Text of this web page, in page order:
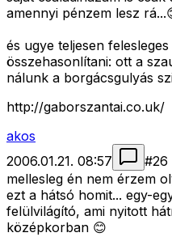
amennyi pénzem lesz
és ugye teljesen
összehasonlítani: ott a
nálunk a borgácsgulyás
http://gaborszantai.co.uk/
akos
2006.01.21. 08:57
#26
mellesleg én nem érzem
ezt a hátsó homit... egy-
felülvilágító, ami nyitott
középkorban 😊